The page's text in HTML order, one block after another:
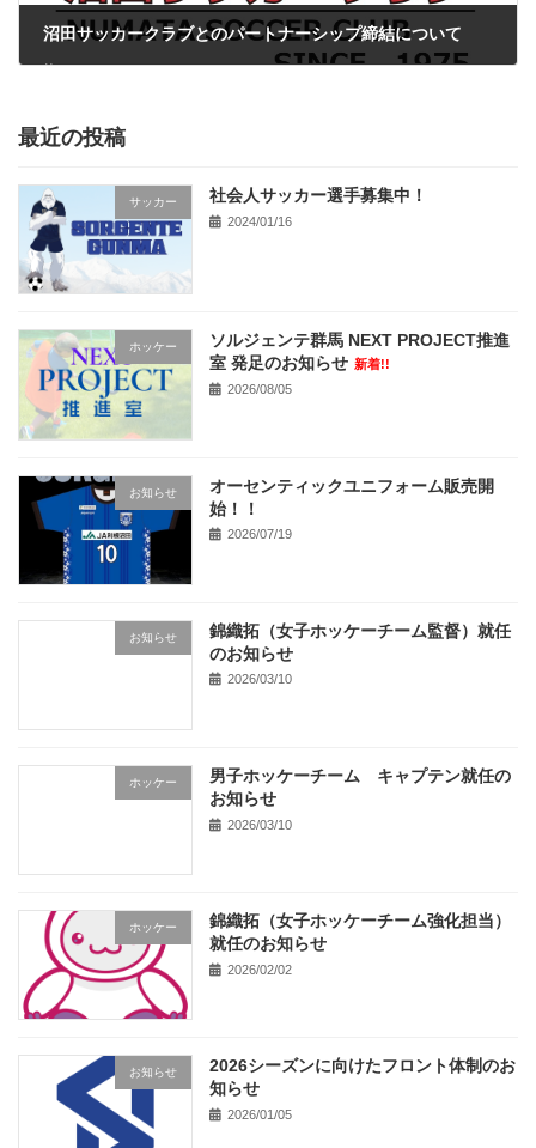
沼田サッカークラブとのパートナーシップ締結について
最近の投稿
サッカー 社会人サッカー選手募集中！
2024/01/16
ホッケー
ソルジェンテ群馬 NEXT PROJECT推進
室 発足のお知らせ 新着!!
2026/08/05
お知らせ
オーセンティックユニフォーム販売開
始！！
2026/07/19
お知らせ
錦織拓（女子ホッケーチーム監督）就任
のお知らせ
2026/03/10
ホッケー
男子ホッケーチーム キャプテン就任の
お知らせ
2026/03/10
ホッケー
錦織拓（女子ホッケーチーム強化担当）
就任のお知らせ
2026/02/02
お知らせ
2026シーズンに向けたフロント体制のお
知らせ
2026/01/05